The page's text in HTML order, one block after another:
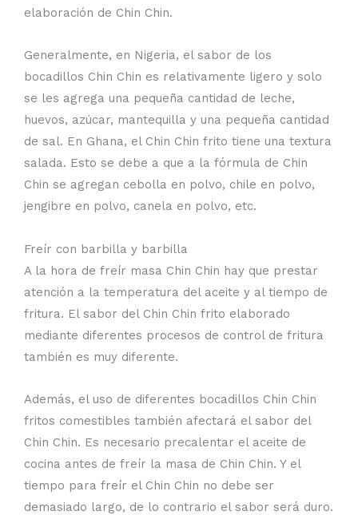
elaboración de Chin Chin.
Generalmente, en Nigeria, el sabor de los
bocadillos Chin Chin es relativamente ligero y solo
se les agrega una pequeña cantidad de leche,
huevos, azúcar, mantequilla y una pequeña cantidad
de sal. En Ghana, el Chin Chin frito tiene una textura
salada. Esto se debe a que a la fórmula de Chin
Chin se agregan cebolla en polvo, chile en polvo,
jengibre en polvo, canela en polvo, etc.
Freír con barbilla y barbilla
A la hora de freír masa Chin Chin hay que prestar
atención a la temperatura del aceite y al tiempo de
fritura. El sabor del Chin Chin frito elaborado
mediante diferentes procesos de control de fritura
también es muy diferente.
Además, el uso de diferentes bocadillos Chin Chin
fritos comestibles también afectará el sabor del
Chin Chin. Es necesario precalentar el aceite de
cocina antes de freír la masa de Chin Chin. Y el
tiempo para freír el Chin Chin no debe ser
demasiado largo, de lo contrario el sabor será duro.